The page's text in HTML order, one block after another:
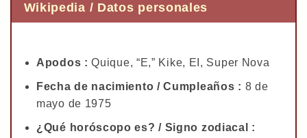
Wikipedia / Datos personales
Apodos :Quique, “E,” Kike, EI, Super Nova
Fecha de nacimiento / Cumpleaños : 8 de
mayo de 1975
¿Qué horóscopo es? / Signo zodiacal :